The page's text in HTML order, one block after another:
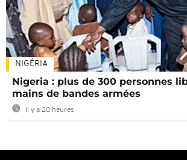
NIGÉRIA
Nigeria : plus de 300 personnes
mains de bandes armées
Il y a 20 heures